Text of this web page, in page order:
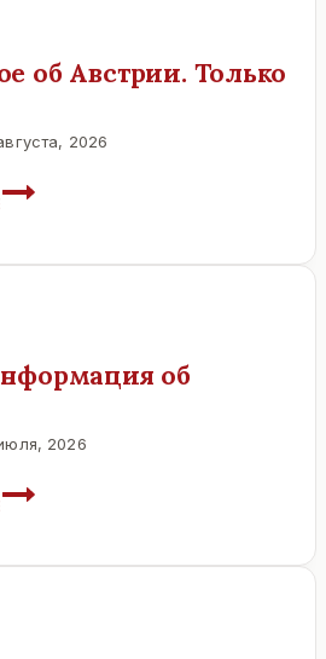
об Австрии. Только
2026
ИНТЕРЕСНОЕ
ТОЛЬКО
об
2026
КРАТКАЯ
АВСТРИИ